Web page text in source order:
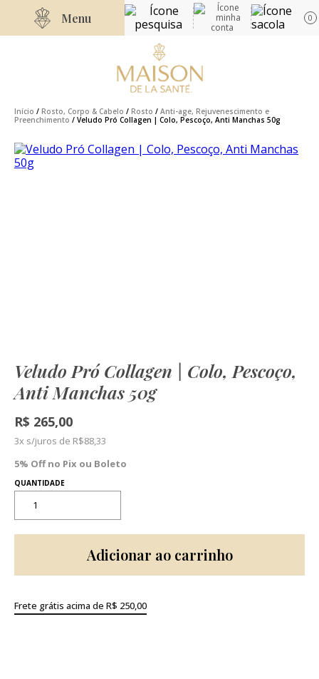
Menu 0
Início / Rosto, Corpo & Cabelo / Rosto / Anti-age, Rejuvenescimento e
Preenchimento / Veludo Pró Collagen | Colo, Pescoço, Anti Manchas 50g
Veludo Pró Collagen | Colo, Pescoço,
Anti Manchas 50g
R$ 265,00
3x s/juros de R$88,33
5% Off no Pix ou Boleto
Adicionar ao carrinho
Frete grátis acima de R$ 250,00